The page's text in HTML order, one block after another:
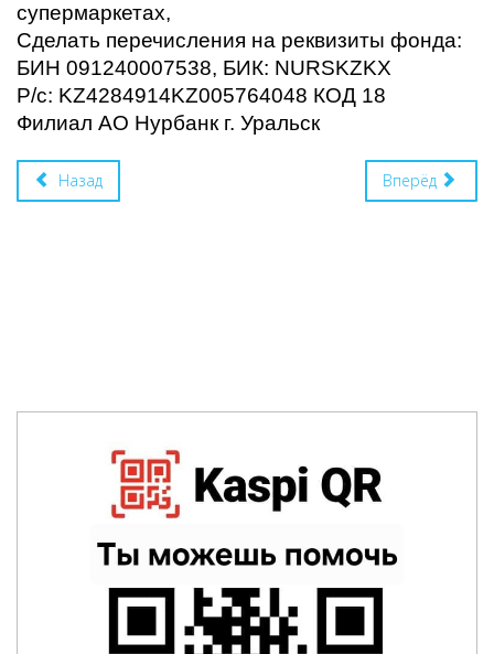
супермаркетах,
Сделать перечисления на реквизиты фонда:
БИН 091240007538, БИК: NURSKZKX
Р/с: KZ4284914KZ005764048 КОД 18
Филиал АО Нурбанк г. Уральск
Назад Вперёд